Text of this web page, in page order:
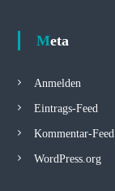
Meta
Anmelden
Eintrags-Feed
Kommentar-Feed
WordPress.org